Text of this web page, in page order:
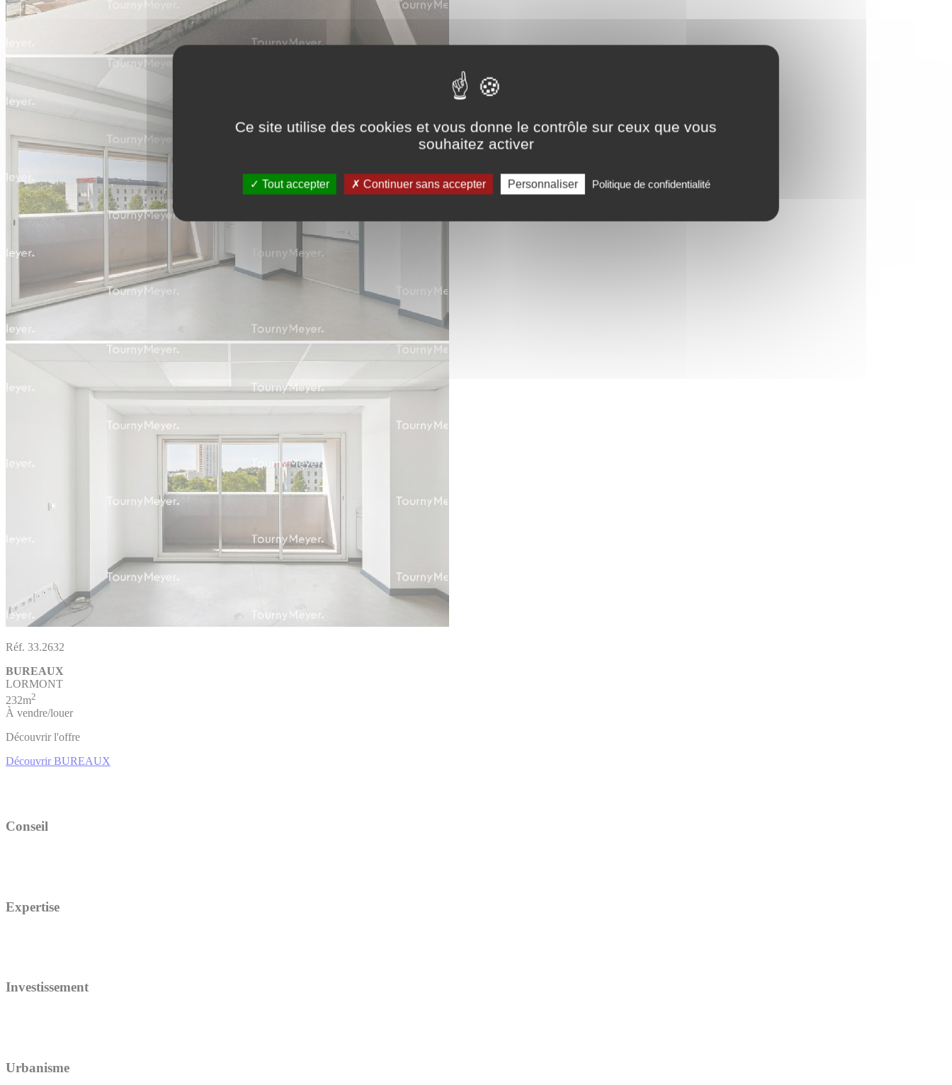
Ce site utilise des cookies et vous donne le contrôle sur ceux que vous
souhaitez activer
Tout accepter Continuer sans accepter Personnaliser Politique de confidentialité
Réf. 33.2632
BUREAUX
LORMONT
232m2
À vendre/louer
Découvrir l'offre
Découvrir BUREAUX
Conseil
Expertise
Investissement
Urbanisme